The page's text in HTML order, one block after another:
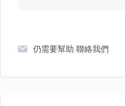
仍需要幫助 聯絡我們